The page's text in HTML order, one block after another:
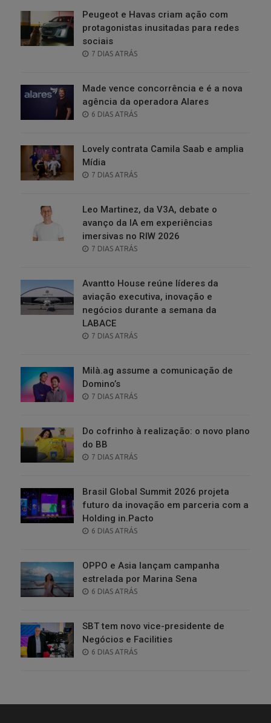
Peugeot e Havas criam ação com
protagonistas inusitadas para redes
sociais
POSTED
7 DIAS ATRÁS
Made vence concorrência e é a nova
agência da operadora Alares
POSTED
6 DIAS ATRÁS
Lovely contrata Camila Saab e amplia
Mídia
POSTED
7 DIAS ATRÁS
Leo Martinez, da V3A, debate o
avanço da IA em experiências
imersivas no RIW 2026
POSTED
7 DIAS ATRÁS
Avantto House reúne líderes da
aviação executiva, inovação e
negócios durante a semana da
LABACE
POSTED
7 DIAS ATRÁS
Milà.ag assume a comunicação de
Domino’s
POSTED
7 DIAS ATRÁS
Do cofrinho à realização: o novo plano
do BB
POSTED
7 DIAS ATRÁS
Brasil Global Summit 2026 projeta
futuro da inovação em parceria com a
Holding in.Pacto
POSTED
6 DIAS ATRÁS
OPPO e Asia lançam campanha
estrelada por Marina Sena
POSTED
6 DIAS ATRÁS
SBT tem novo vice-presidente de
Negócios e Facilities
POSTED
6 DIAS ATRÁS